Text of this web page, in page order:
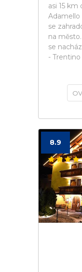
asi 15
Adamello
se
na
se
-
8.9